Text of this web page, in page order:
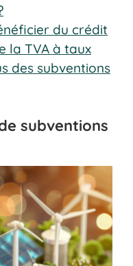
du crédit
la TVA à taux
des subventions
subventions